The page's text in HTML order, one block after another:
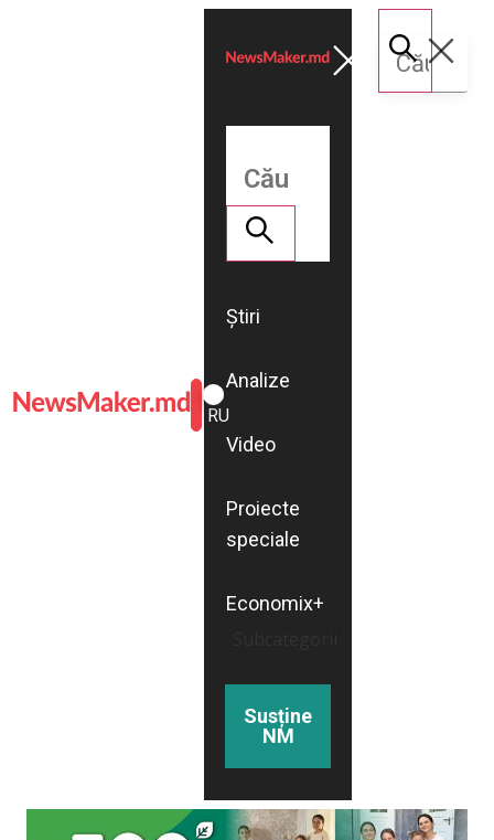
ROMÂNĂ
RU
Știri
Analize
Video
Proiecte
speciale
Economix+
Susține
NM